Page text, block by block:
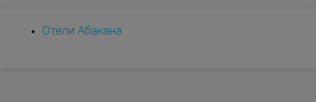
Отели Абакана